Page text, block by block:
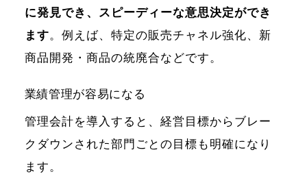
に発見でき、スピーディーな意思決定ができ
ます。例えば、特定の販売チャネル強化、新
商品開発・商品の統廃合などです。
業績管理が容易になる
管理会計を導入すると、経営目標からブレー
クダウンされた部門ごとの目標も明確になり
ます。